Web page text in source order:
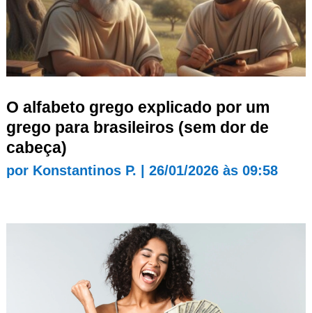
O alfabeto grego explicado por um
grego para brasileiros (sem dor de
cabeça)
por Konstantinos P. 26/01/2026 às 09:58